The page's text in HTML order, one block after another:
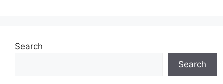
Search
Search